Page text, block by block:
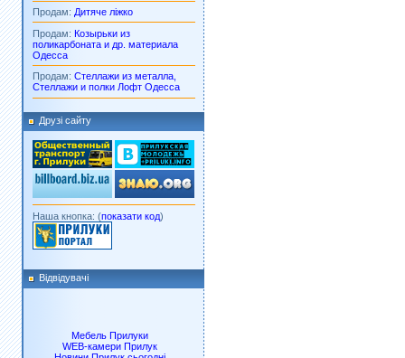
Продам: Дитяче ліжко
Продам: Козырьки из
поликарбоната и др. материала
Одесса
Продам: Стеллажи из металла,
Стеллажи и полки Лофт Одесса
Друзі сайту
Наша кнопка: (показати код)
Відвідувачі
Мебель Прилуки
WEB-камери Прилук